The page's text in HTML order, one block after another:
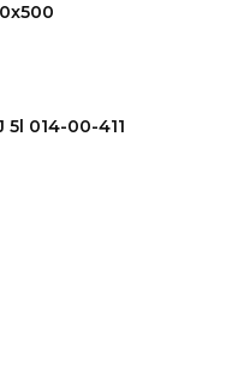
014-00-411